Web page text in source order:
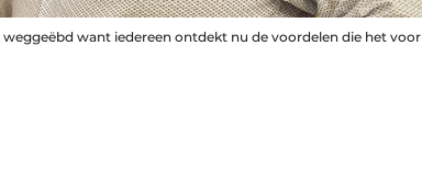
want iedereen ontdekt nu de voordelen die het voor